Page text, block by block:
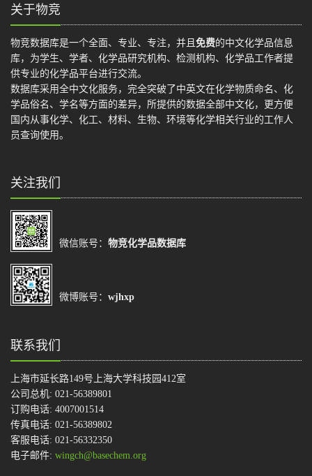
关于物竞
物竞数据库是一个全面、专业、专注，并且 免费的中文化学品信息
库，为学生、学者、化学品研究机构、检测机构、化学品工作者提
供专业的化学品平台进行交流。
数据库采用全中文化服务，完全突破了中英文在化学物质命名、化
学品俗名、学名等方面的差异，所提供的数据全部中文化，更方便
国内从事化学、化工、材料、生物、环境等化学相关行业的工作人
员查询使用。
关注我们
微信账号： 物竞化学品数据库
微博账号： wjhxp
联系我们
上海市延长路149号上海大学科技园412室
公司总机: 021-56389801
订购电话: 4007001514
传真电话: 021-56389802
客服电话: 021-56332350
电子邮件: wingch@basechem.org